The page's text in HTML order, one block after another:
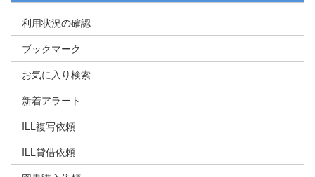
利用状況の確認
ブックマーク
お気に入り検索
新着アラート
ILL複写依頼
ILL貸借依頼